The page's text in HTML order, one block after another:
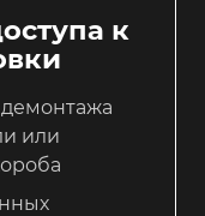
к
или